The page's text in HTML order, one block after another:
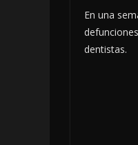
En una
dentistas.